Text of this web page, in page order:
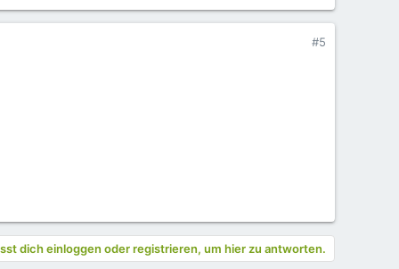
#5
dich einloggen oder registrieren, um hier zu antworten.